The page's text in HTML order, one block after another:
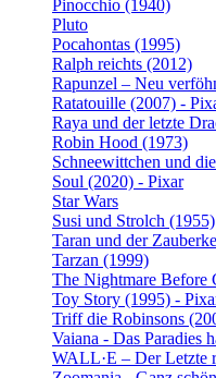
Pinocchio (1940)
Pluto
Pocahontas (1995)
Ralph reichts (2012)
Rapunzel – Neu
Ratatouille (2007) -
Raya und der letzte
Robin Hood (1973)
Schneewittchen und
Soul (2020) - Pixar
Star Wars
Susi und Strolch (1955)
Taran und der
Tarzan (1999)
The Nightmare Before
Toy Story (1995) -
Triff die Robinsons
Vaiana - Das Paradies
WALL·E – Der Letzte